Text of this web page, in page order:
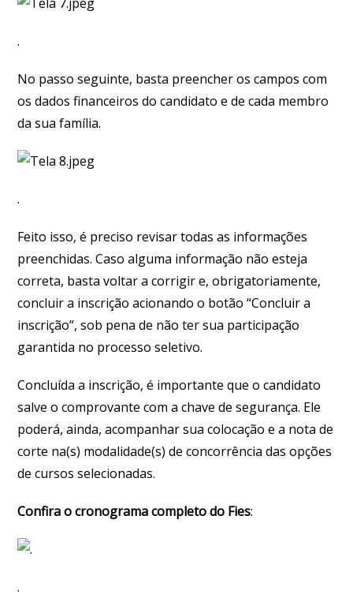
.
No passo seguinte, basta preencher os campos com
os dados financeiros do candidato e de cada membro
da sua família.
.
Feito isso, é preciso revisar todas as informações
preenchidas. Caso alguma informação não esteja
correta, basta voltar a corrigir e, obrigatoriamente,
concluir a inscrição acionando o botão “Concluir a
inscrição”, sob pena de não ter sua participação
garantida no processo seletivo.
Concluída a inscrição, é importante que o candidato
salve o comprovante com a chave de segurança. Ele
poderá, ainda, acompanhar sua colocação e a nota de
corte na(s) modalidade(s) de concorrência das opções
de cursos selecionadas.
Confira o cronograma completo do Fies:
.